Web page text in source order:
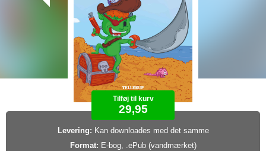
Tilføj til kurv
29,95
Levering: Kan downloades med det samme
Format: E-bog, .ePub (vandmærket)